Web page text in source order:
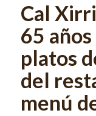
Cal
65
platos
del
menú